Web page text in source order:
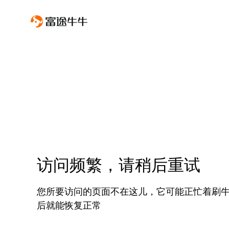
访问频繁，请稍后重试
您所要访问的页面不在这儿，它可能正忙着刷
后就能恢复正常